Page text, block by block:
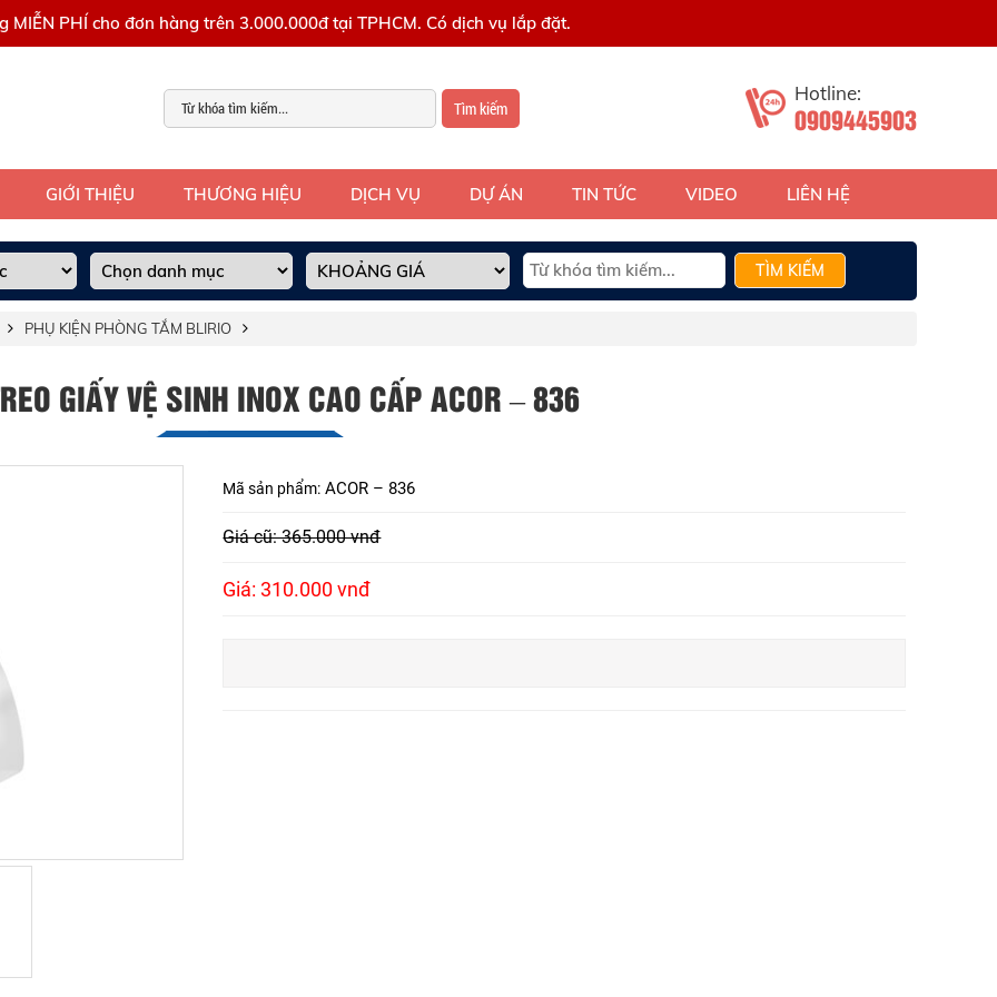
MIỄN PHÍ cho đơn hàng trên 3.000.000đ tại TPHCM. Có dịch vụ lắp đặt.
Tìm kiếm
Hotline:
0909445903
GIỚI THIỆU THƯƠNG HIỆU DỊCH VỤ DỰ ÁN TIN TỨC VIDEO LIÊN HỆ
TÌM KIẾM
PHỤ KIỆN PHÒNG TẮM BLIRIO
GIẤY VỆ SINH INOX CAO CẤP ACOR – 836
Mã sản phẩm: ACOR – 836
Giá cũ: 365.000 vnđ
Giá: 310.000 vnđ